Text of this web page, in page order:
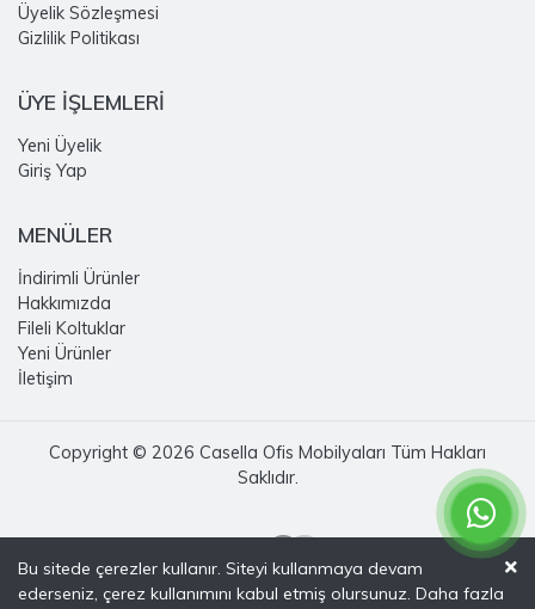
Üyelik Sözleşmesi
Gizlilik Politikası
ÜYE İŞLEMLERİ
Yeni Üyelik
Giriş Yap
MENÜLER
İndirimli Ürünler
Hakkımızda
Fileli Koltuklar
Yeni Ürünler
İletişim
Copyright © 2026 Casella Ofis Mobilyaları Tüm Hakları
Saklıdır.
Bu sitede çerezler kullanır. Siteyi kullanmaya devam
ederseniz, çerez kullanımını kabul etmiş olursunuz. Daha fazla